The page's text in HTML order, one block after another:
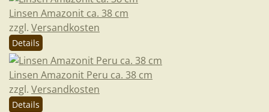
Linsen Amazonit ca. 38 cm
zzgl. Versandkosten
Details
Linsen Amazonit Peru ca. 38 cm
zzgl. Versandkosten
Details